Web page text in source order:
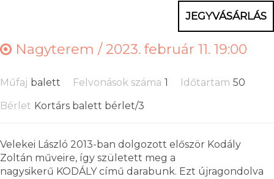
JEGYVÁSÁRLÁS
Nagyterem /2023. február 11. 19:00
Műfaj balett Felvonások száma 1 Időtartam 50
Bérlet Kortárs balett bérlet/3
Velekei László 2013-ban dolgozott először Kodály
Zoltán műveire, így született meg a
nagysikerű KODÁLY című darabunk. Ezt újragondolva